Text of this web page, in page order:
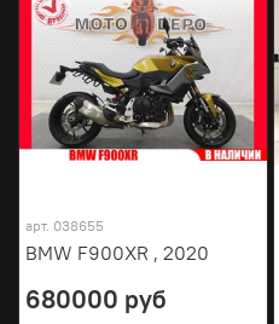
арт. 038655
BMW F900XR , 2020
680000 руб